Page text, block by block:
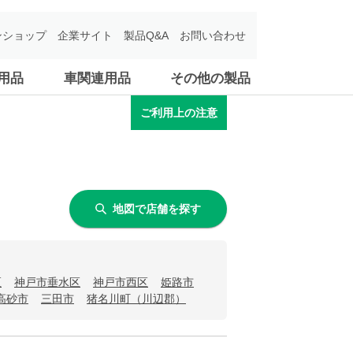
品 車関連用品 その他の製品
ョップ 企業サイト 製品Q&A お問い合わせ
ご利用上の注意
地図で店舗を探す
神戸市垂水区 神戸市西区
姫路市
砂市 三田市 猪名川町（川辺郡）